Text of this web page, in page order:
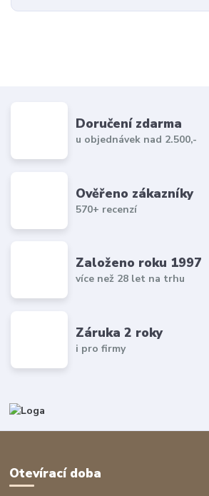
Doručení zdarma
u objednávek nad 2.500,-
Ověřeno zákazníky
570+ recenzí
Založeno roku 1997
více než 28 let na trhu
Záruka 2 roky
i pro firmy
Otevírací doba